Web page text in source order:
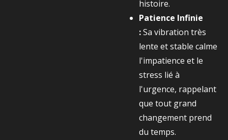
histoire.
Patience Infinie
:Sa vibration très
lente et stable calme
l'impatience et le
stress lié à
l'urgence, rappelant
que tout grand
changement prend
du temps.